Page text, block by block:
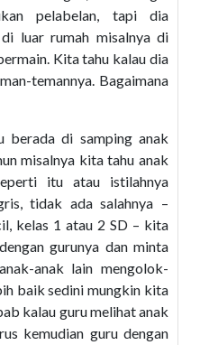
pelabelan, tapi dia
luar rumah misalnya di
Kita tahu kalau dia
temannya. Bagaimana
di samping anak
misalnya kita tahu anak
itu atau istilahnya
tidak ada salahnya –
kelas 1 atau 2 SD – kita
gurunya dan minta
anak lain mengolok-
baik sedini mungkin kita
kalau guru melihat anak
kemudian guru dengan